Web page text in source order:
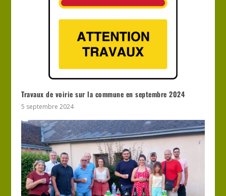
Travaux de voirie sur la commune en septembre 2024
5 septembre 2024